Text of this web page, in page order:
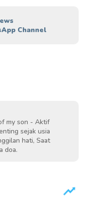
Channel
my son - Aktif
sejak usia
hati, Saat
doa.